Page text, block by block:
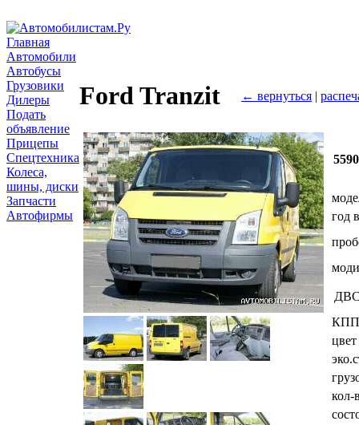
Главная
Автомобили
Автобусы
Грузовики
Дилеры
Подать
объявление
Прицепы
Спецтехника
Колеса,
шины, диски
Запчасти
Автофирмы
Ford Tranzit ← вернуться |
год
КПП
цвет
кол-